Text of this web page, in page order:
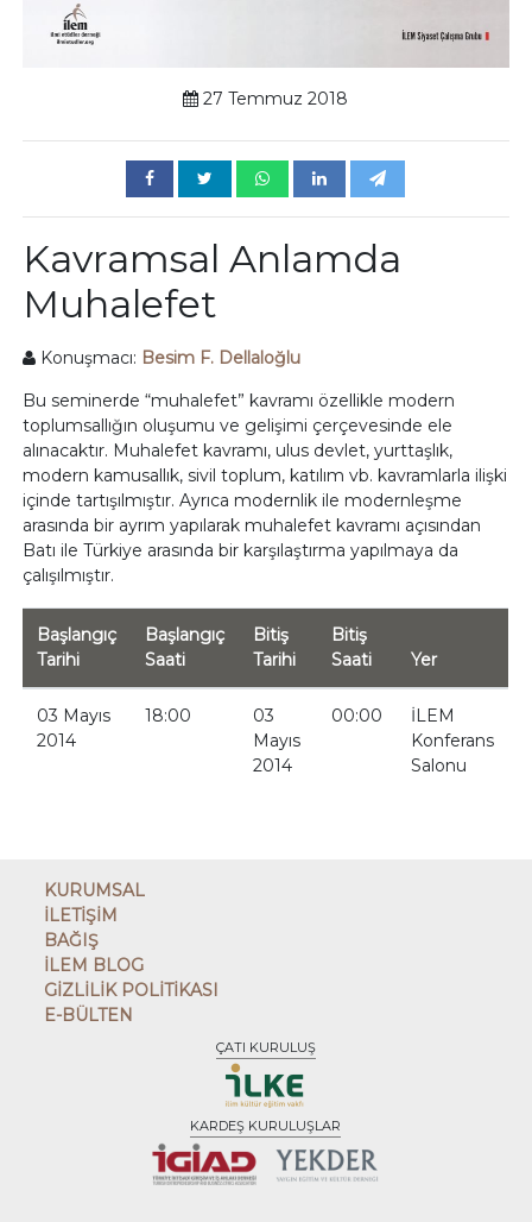
27 Temmuz 2018
Kavramsal Anlamda
Muhalefet
Konuşmacı: Besim F. Dellaloğlu
Bu seminerde “muhalefet” kavramı özellikle modern
toplumsallığın oluşumu ve gelişimi çerçevesinde ele
alınacaktır. Muhalefet kavramı, ulus devlet, yurttaşlık,
modern kamusallık, sivil toplum, katılım vb. kavramlarla ilişki
içinde tartışılmıştır. Ayrıca modernlik ile modernleşme
arasında bir ayrım yapılarak muhalefet kavramı açısından
Batı ile Türkiye arasında bir karşılaştırma yapılmaya da
çalışılmıştır.
Başlangıç
Tarihi
Başlangıç
Saati
Bitiş
Tarihi
Bitiş
Saati
Yer
03 Mayıs
2014
18:00
03
Mayıs
2014
00:00
İLEM
Konferans
Salonu
KURUMSAL
İLETİŞİM
BAĞIŞ
İLEM BLOG
GİZLİLİK POLİTİKASI
E-BÜLTEN
ÇATI KURULUŞ
KARDEŞ KURULUŞLAR